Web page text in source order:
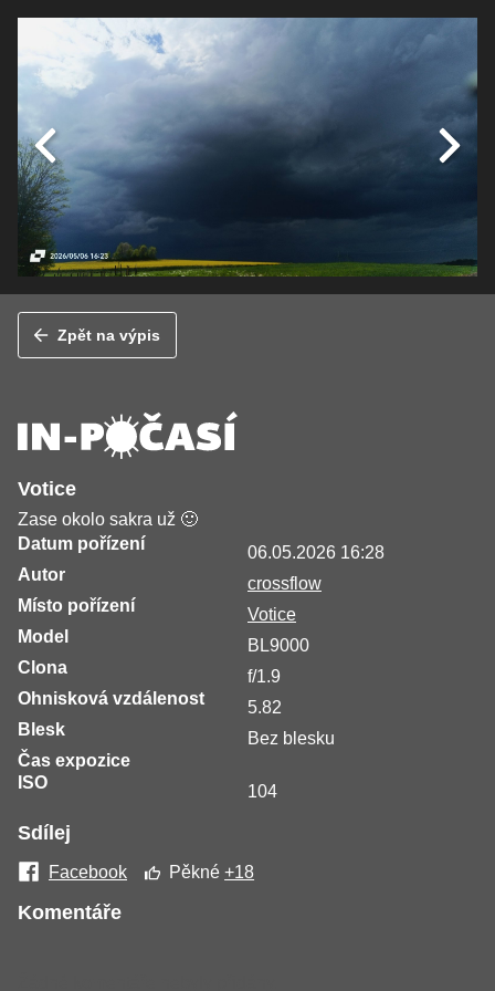
Zpět na výpis
Votice
Zase okolo sakra už 🙂
Datum pořízení
06.05.2026 16:28
Autor
crossflow
Místo pořízení
Votice
Model
BL9000
Clona
f/1.9
Ohnisková vzdálenost
5.82
Blesk
Bez blesku
Čas expozice
ISO
104
Sdílej
Facebook Pěkné+18
Komentáře